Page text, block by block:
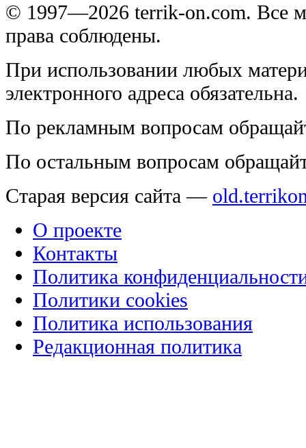
© 1997—2026 terrik-on.com. Все
права соблюдены.
При использовании любых
электронного адреса обязательна.
По рекламным вопросам
По остальным вопросам
Старая версия сайта —
О проекте
Контакты
Политика
Политики cookies
Политика использования
Редакционная политика